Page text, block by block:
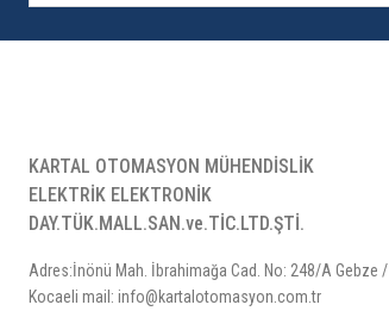
KARTAL OTOMASYON MÜHENDİSLİK
ELEKTRİK ELEKTRONİK
DAY.TÜK.MALL.SAN.ve.TİC.LTD.ŞTİ.
Adres:İnönü Mah. İbrahimağa Cad. No: 248/A Gebze /
Kocaeli mail: info@kartalotomasyon.com.tr